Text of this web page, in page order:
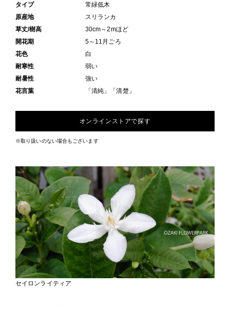
タイプ
常緑低木
原産地
スリランカ
草丈/樹高
30cm～2mほど
開花期
5～11月ごろ
花色
白
耐寒性
弱い
耐暑性
強い
花言葉
「清純」「清楚」
オンラインストアで探す
※取り扱いのない場合もございます
セイロンライティア